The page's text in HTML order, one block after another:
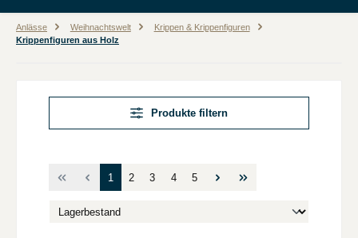
Anlässe Weihnachtswelt
Krippen & Krippenfiguren
Krippenfiguren aus Holz
Produkte filtern
Seite
1 Seite
2 Seite
3 Seite
4 Seite
5